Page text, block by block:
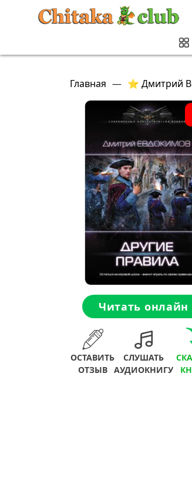
Главная — ⭐ Дмитрий
Читать онлайн
ОСТАВИТЬ
ОТЗЫВ
СЛУШАТЬ
АУДИОКНИГУ